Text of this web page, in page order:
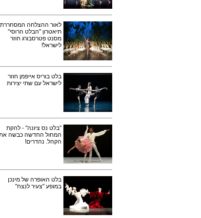
לאור ההצלחה
תיאטרון "הבלט הרוסי"
מסנט פטרסבורג חוזר
לישראל!
בלט בוריס אייפמן חוזר
לישראל עם שתי יצירות
"בלט נס ציונה" - להקת
המחול החדשה כבשה
הקהל. נהדרים!
בלט האופרה של מינכן
במופע "צעיר לנצח"